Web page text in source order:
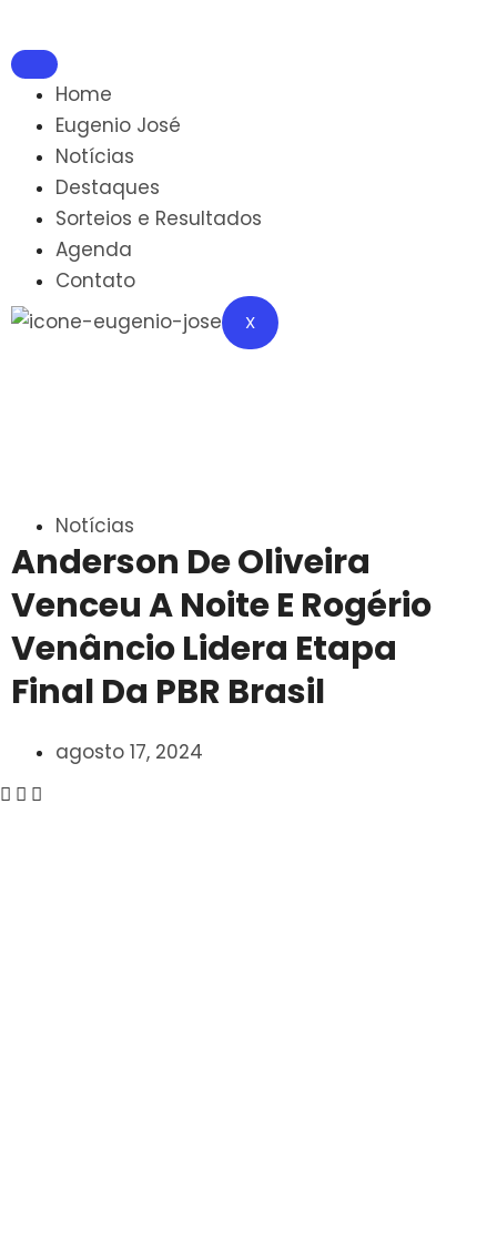
Home
Eugenio José
Notícias
Destaques
Sorteios e Resultados
Agenda
Contato
X
Notícias
Anderson De Oliveira
Venceu A Noite E Rogério
Venâncio Lidera Etapa
Final Da PBR Brasil
agosto 17, 2024